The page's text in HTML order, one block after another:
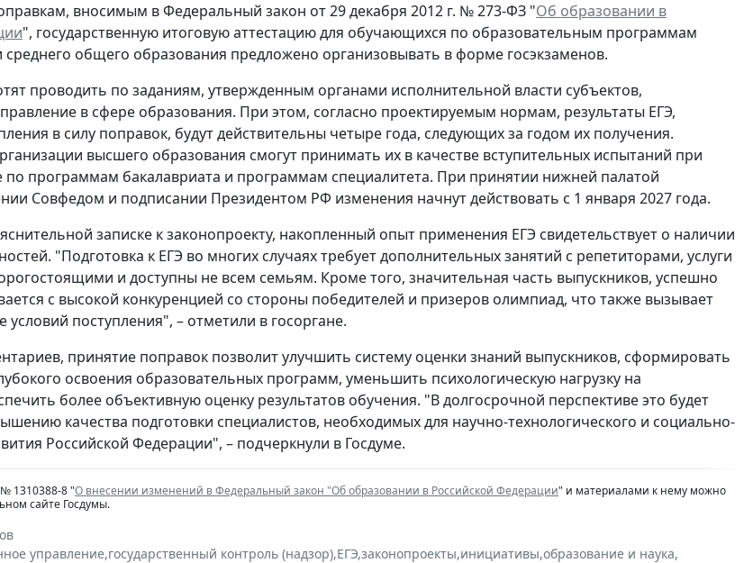
вносимым в Федеральный закон от 29 декабря 2012 г. № 273-ФЗ "Об образовании в
", государственную итоговую аттестацию для обучающихся по образовательным программам
общего образования предложено организовывать в форме госэкзаменов.
проводить по заданиям, утвержденным органами исполнительной власти субъектов,
в сфере образования. При этом, согласно проектируемым нормам, результаты ЕГЭ,
в силу поправок, будут действительны четыре года, следующих за годом их получения.
высшего образования смогут принимать их в качестве вступительных испытаний при
по программам бакалавриата и программам специалитета. При принятии нижней палатой
Совфедом и подписании Президентом РФ изменения начнут действовать с 1 января 2027 года.
записке к законопроекту, накопленный опыт применения ЕГЭ свидетельствует о наличии
"Подготовка к ЕГЭ во многих случаях требует дополнительных занятий с репетиторами, услуги
и доступны не всем семьям. Кроме того, значительная часть выпускников, успешно
с высокой конкуренцией со стороны победителей и призеров олимпиад, что также вызывает
условий поступления", – отметили в госоргане.
принятие поправок позволит улучшить систему оценки знаний выпускников, сформировать
освоения образовательных программ, уменьшить психологическую нагрузку на
более объективную оценку результатов обучения. "В долгосрочной перспективе это будет
качества подготовки специалистов, необходимых для научно-технологического и социально-
Российской Федерации", – подчеркнули в Госдуме.
1310388-8 "О внесении изменений в Федеральный закон "Об образовании в Российской Федерации" и материалами к нему можно
сайте Госдумы.
управление,государственный контроль (надзор),ЕГЭ,законопроекты,инициативы,образование и наука,